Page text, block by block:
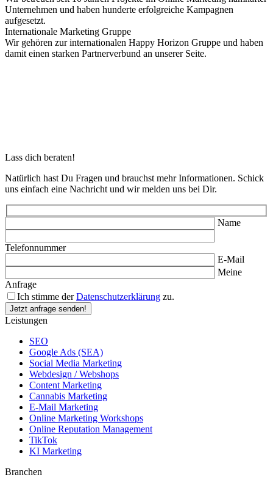
Unternehmen und haben hunderte erfolgreiche Kampagnen
aufgesetzt.
Internationale Marketing Gruppe
Wir gehören zur internationalen Happy Horizon Gruppe und haben
damit einen starken Partnerverbund an unserer Seite.
Lass dich beraten!
Natürlich hast Du Fragen und brauchst mehr Informationen. Schick
uns einfach eine Nachricht und wir melden uns bei Dir.
Name
Telefonnummer
E-Mail
Meine
Anfrage
Ich stimme derDatenschutzerklärung zu.
Leistungen
SEO
Google Ads (SEA)
Social Media Marketing
Webdesign / Webshops
Content Marketing
Cannabis Marketing
E-Mail Marketing
Online Marketing Workshops
Online Reputation Management
TikTok
KI Marketing
Branchen